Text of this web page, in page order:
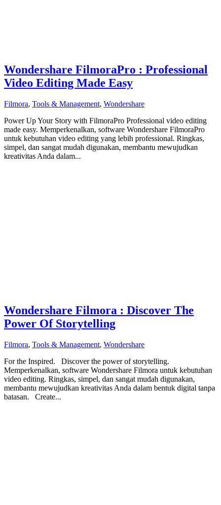
Wondershare FilmoraPro : Professional
Video Editing Made Easy
Filmora, Tools & Management, Wondershare
Power Up Your Story with FilmoraPro Professional video editing
made easy. Memperkenalkan, software Wondershare FilmoraPro
untuk kebutuhan video editing yang lebih professional. Ringkas,
simpel, dan sangat mudah digunakan, membantu mewujudkan
kreativitas Anda dalam...
Wondershare Filmora : Discover The
Power Of Storytelling
Filmora, Tools & Management, Wondershare
For the Inspired. Discover the power of storytelling.
Memperkenalkan, software Wondershare Filmora untuk kebutuhan
video editing. Ringkas, simpel, dan sangat mudah digunakan,
membantu mewujudkan kreativitas Anda dalam bentuk digital tanpa
batasan. Create...